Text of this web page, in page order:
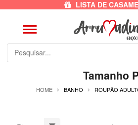
LISTA DE
Tamanho
HOME BANHO ROUPÃO